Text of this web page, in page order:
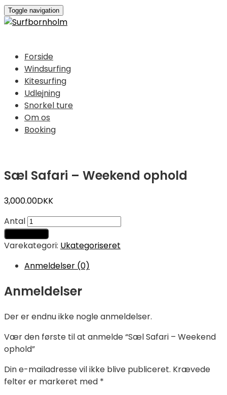
Toggle navigation
Forside
Windsurfing
Kitesurfing
Udlejning
Snorkel ture
Om os
Booking
Sæl Safari – Weekend ophold
3,000.00DKK
Antal
Varekategori: Ukategoriseret
Anmeldelser (0)
Anmeldelser
Der er endnu ikke nogle anmeldelser.
Vær den første til at anmelde “Sæl Safari – Weekend
ophold”
Din e-mailadresse vil ikke blive publiceret. Krævede
felter er markeret med *